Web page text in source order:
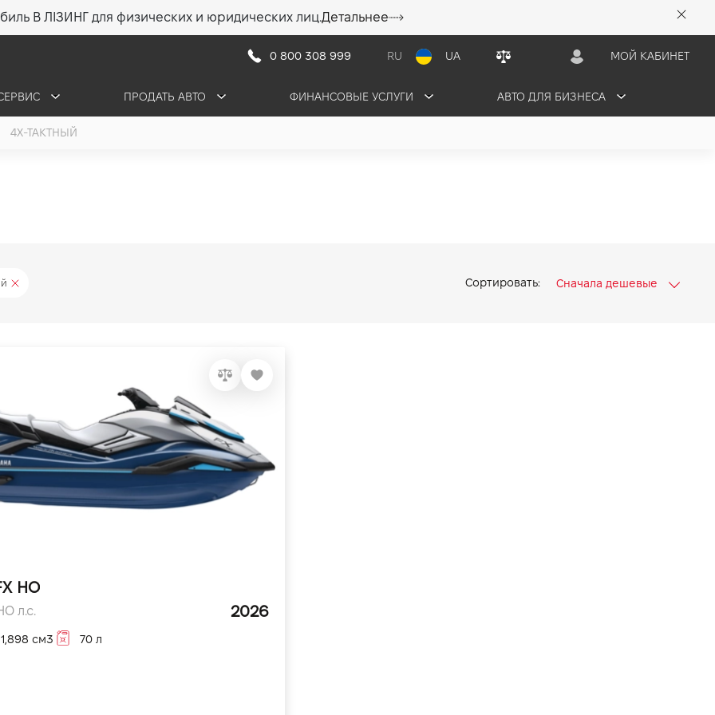
В ЛІЗИНГ для физических и юридических лиц.Детальнее
0 800 308 999 RU UA МОЙ КАБИНЕТ
ПРОДАТЬ АВТО ФИНАНСОВЫЕ УСЛУГИ АВТО ДЛЯ БИЗНЕСА
4Х-ТАКТНЫЙ
Сортировать: Сначала дешевые
HO
л.с. 2026
1,898 см3 70 л